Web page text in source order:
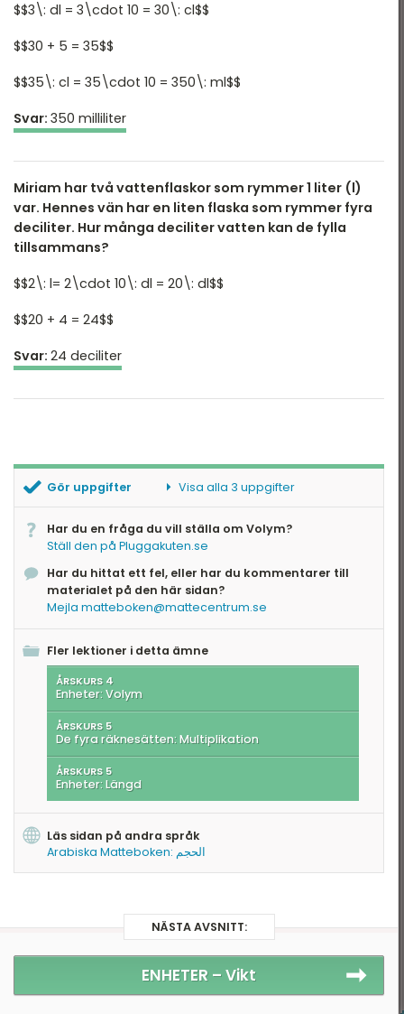
$$3\: dl = 3\cdot 10 = 30\: cl$$
$$30 + 5 = 35$$
$$35\: cl = 35\cdot 10 = 350\: ml$$
Svar: 350 milliliter
Miriam har två vattenflaskor som rymmer 1 liter (l)
var. Hennes vän har en liten flaska som rymmer fyra
deciliter. Hur många deciliter vatten kan de fylla
tillsammans?
$$2\: l= 2\cdot 10\: dl = 20\: dl$$
$$20 + 4 = 24$$
Svar: 24 deciliter
Gör uppgifter Visa alla 3 uppgifter
Räkna centiliter
Har du en fråga du vill ställa om Volym?
Ställ den på Pluggakuten.se
Har du hittat ett fel, eller har du kommentarer till
materialet på den här sidan?
Mejla matteboken@mattecentrum.se
Fler lektioner i detta ämne
ÅRSKURS 4
Enheter: Volym
ÅRSKURS 5
De fyra räknesätten: Multiplikation
ÅRSKURS 5
Enheter: Längd
Läs sidan på andra språk
Arabiska Matteboken: الحجم
NÄSTA AVSNITT:
ENHETER –Vikt